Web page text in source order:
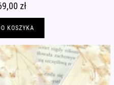
zł.
złAktualna
wynosi:
69,00 zł.
KOSZYKA